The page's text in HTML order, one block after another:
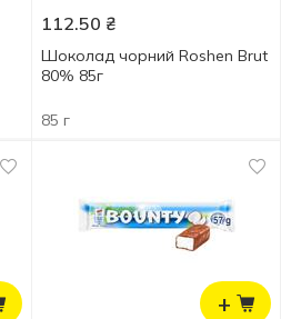
112.50 ₴
Шоколад чорний Roshen Brut
80% 85г
85 г
+